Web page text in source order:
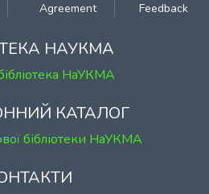
Agreement
Feedback
НАУКМА
НаУКМА
КАТАЛОГ
бібліотеки НаУКМА